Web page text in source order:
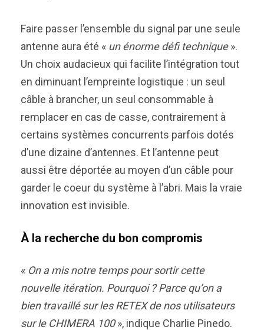
Faire passer l’ensemble du signal par une seule
antenne aura été « un énorme défi technique».
Un choix audacieux qui facilite l’intégration tout
en diminuant l’empreinte logistique : un seul
câble à brancher, un seul consommable à
remplacer en cas de casse, contrairement à
certains systèmes concurrents parfois dotés
d’une dizaine d’antennes. Et l’antenne peut
aussi être déportée au moyen d’un câble pour
garder le coeur du système à l’abri. Mais la vraie
innovation est invisible.
À la recherche du bon compromis
« On a mis notre temps pour sortir cette
nouvelle itération. Pourquoi ? Parce qu’on a
bien travaillé sur les RETEX de nos utilisateurs
sur le CHIMERA 100», indique Charlie Pinedo.